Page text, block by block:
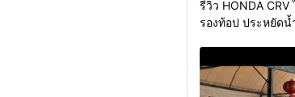
รีวิว HONDA
รองท้อป ประหยัด